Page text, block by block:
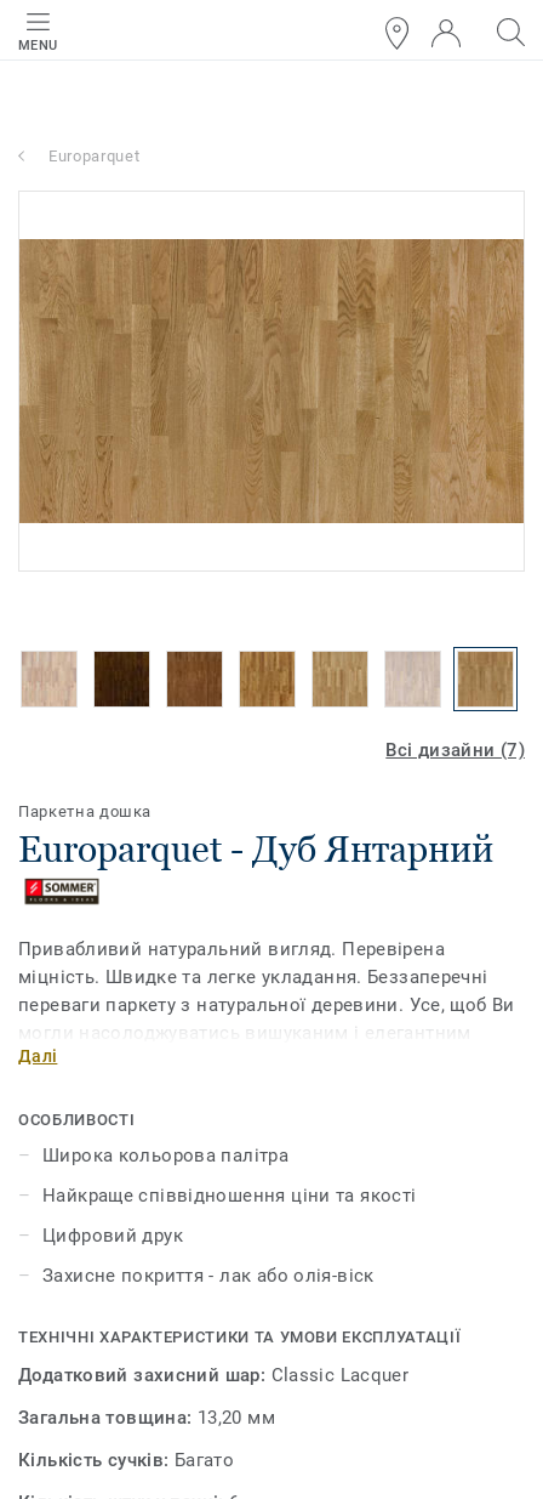
MENU
Europarquet
Всі дизайни (7)
Паркетна дошка
Europarquet - Дуб Янтарний
Привабливий натуральний вигляд. Перевірена
міцність. Швидке та легке укладання. Беззаперечні
переваги паркету з натуральної деревини. Усе, щоб Ви
могли насолоджуватись вишуканим і елегантним
дизайном Вашого інтер'єру.
Далі
ОСОБЛИВОСТІ
Широка кольорова палітра
Найкраще співвідношення ціни та якості
Цифровий друк
Захисне покриття - лак або олія-віск
ТЕХНІЧНІ ХАРАКТЕРИСТИКИ ТА УМОВИ ЕКСПЛУАТАЦІЇ
Додатковий захисний шар: Сlassiс Lacquer
Загальна товщина: 13,20 мм
Кількість сучків: Багато